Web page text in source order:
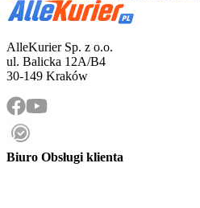
AlleKurier Sp. z o.o.
ul. Balicka 12A/B4
30-149 Kraków
Biuro Obsługi klienta